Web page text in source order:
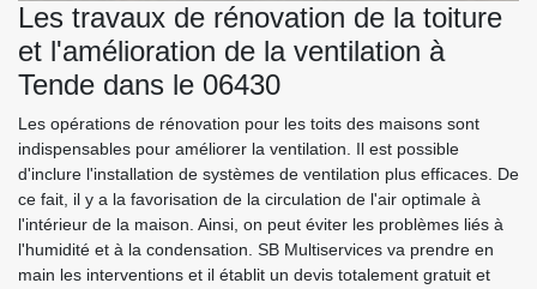
Les travaux de rénovation de la toiture
et l'amélioration de la ventilation à
Tende dans le 06430
Les opérations de rénovation pour les toits des maisons sont
indispensables pour améliorer la ventilation. Il est possible
d'inclure l'installation de systèmes de ventilation plus efficaces. De
ce fait, il y a la favorisation de la circulation de l'air optimale à
l'intérieur de la maison. Ainsi, on peut éviter les problèmes liés à
l'humidité et à la condensation. SB Multiservices va prendre en
main les interventions et il établit un devis totalement gratuit et